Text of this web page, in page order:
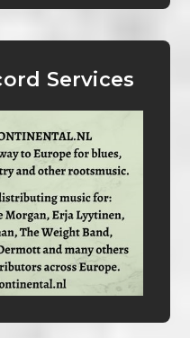
Services